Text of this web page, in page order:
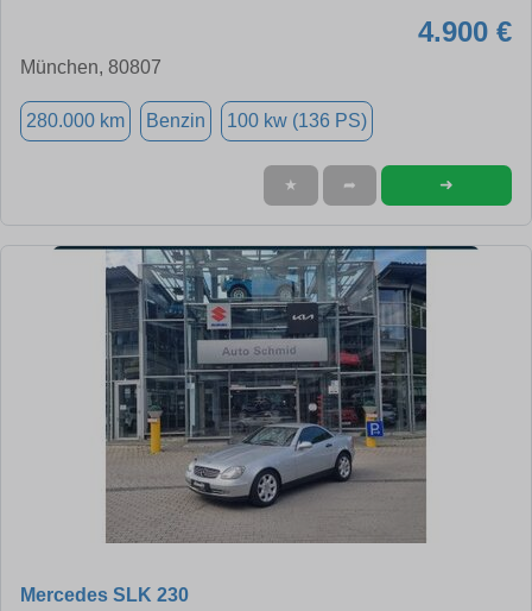
4.900 €
München, 80807
280.000 km Benzin 100 kw (136 PS)
★ ➦ ➜
Mercedes SLK 230